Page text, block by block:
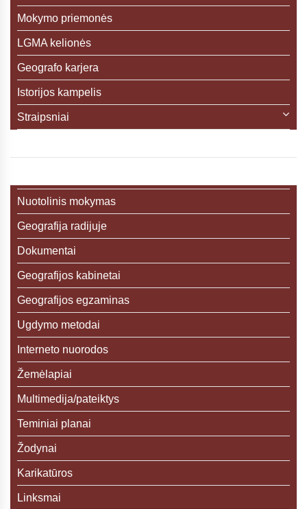
Mokymo priemonės
LGMA kelionės
Geografo karjera
Istorijos kampelis
Straipsniai
Nuotolinis mokymas
Geografija radijuje
Dokumentai
Geografijos kabinetai
Geografijos egzaminas
Ugdymo metodai
Interneto nuorodos
Žemėlapiai
Multimedija/pateiktys
Teminiai planai
Žodynai
Karikatūros
Linksmai